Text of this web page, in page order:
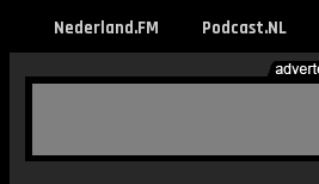
Nederland.FM Podcast.NL